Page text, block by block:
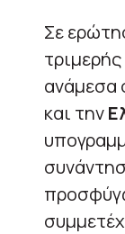
Σε
ανάμεσα
και την